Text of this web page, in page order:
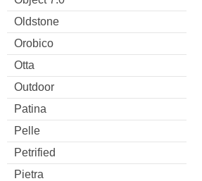
Oldstone
Orobico
Otta
Outdoor
Patina
Pelle
Petrified
Pietra